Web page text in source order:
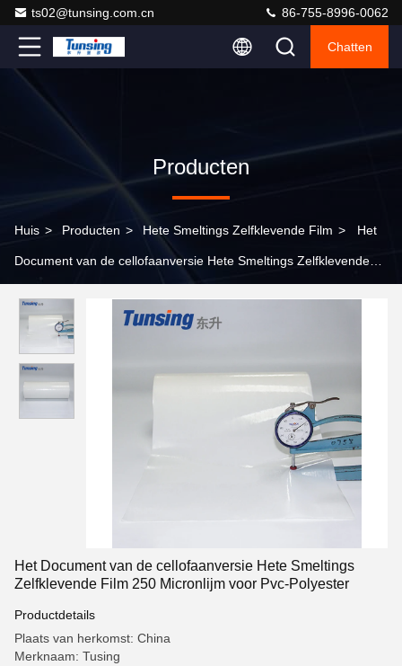
ts02@tunsing.com.cn 86-755-8996-0062
Chatten
Producten
Huis > Producten > Hete Smeltings Zelfklevende Film > Het
Document van de cellofaanversie Hete Smeltings Zelfklevende
Het Document van de cellofaanversie Hete Smeltings
Zelfklevende Film 250 Micronlijm voor Pvc-Polyester
Productdetails
Plaats van herkomst: China
Merknaam: Tusing